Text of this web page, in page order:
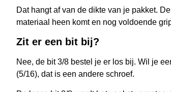
Dat hangt af van de dikte van je pakket.
materiaal heen komt en nog voldoende
Zit er een bit bij?
Nee, de bit 3/8 bestel je er los bij. Wil je
(5/16), dat is een andere schroef.